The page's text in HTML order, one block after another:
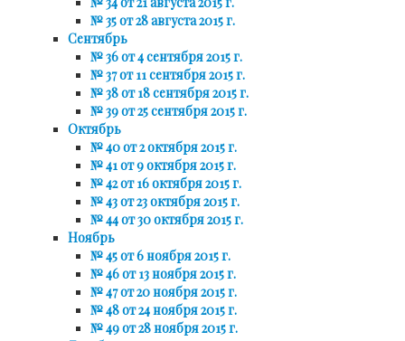
№ 35 от 28 августа 2015 г.
Сентябрь
№ 36 от 4 сентября 2015 г.
№ 37 от 11 сентября 2015 г.
№ 38 от 18 сентября 2015 г.
№ 39 от 25 сентября 2015 г.
Октябрь
№ 40 от 2 октября 2015 г.
№ 41 от 9 октября 2015 г.
№ 42 от 16 октября 2015 г.
№ 43 от 23 октября 2015 г.
№ 44 от 30 октября 2015 г.
Ноябрь
№ 45 от 6 ноября 2015 г.
№ 46 от 13 ноября 2015 г.
№ 47 от 20 ноября 2015 г.
№ 48 от 24 ноября 2015 г.
№ 49 от 28 ноября 2015 г.